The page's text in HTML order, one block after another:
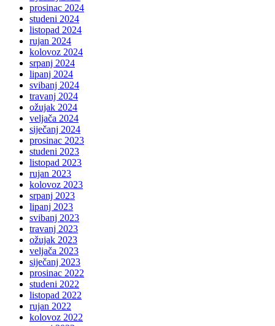
prosinac 2024
studeni 2024
listopad 2024
rujan 2024
kolovoz 2024
srpanj 2024
lipanj 2024
svibanj 2024
travanj 2024
ožujak 2024
veljača 2024
siječanj 2024
prosinac 2023
studeni 2023
listopad 2023
rujan 2023
kolovoz 2023
srpanj 2023
lipanj 2023
svibanj 2023
travanj 2023
ožujak 2023
veljača 2023
siječanj 2023
prosinac 2022
studeni 2022
listopad 2022
rujan 2022
kolovoz 2022